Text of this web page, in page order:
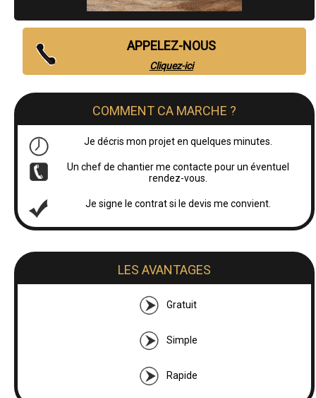
APPELEZ-NOUS
Cliquez-ici
COMMENT CA MARCHE ?
Je décris mon projet en quelques minutes.
Un chef de chantier me contacte pour un éventuel
rendez-vous.
Je signe le contrat si le devis me convient.
LES AVANTAGES
Gratuit
Simple
Rapide